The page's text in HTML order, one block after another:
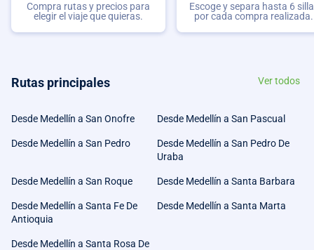
Compra rutas y precios para
elegir el viaje que quieras.
Escoge y separa hasta 6
por cada compra realizada.
Rutas principales Ver todos
Desde Medellín a San Onofre Desde Medellín a San Pascual
Desde Medellín a San Pedro
Desde Medellín a San Pedro De
Uraba
Desde Medellín a San Roque Desde Medellín a Santa Barbara
Desde Medellín a Santa Fe De
Antioquia
Desde Medellín a Santa Marta
Desde Medellín a Santa Rosa De